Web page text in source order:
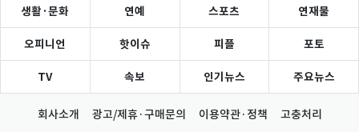
생활·문화 연예 스포츠 연재물
오피니언 핫이슈 피플 포토
TV 속보 인기뉴스 주요뉴스
회사소개 광고/제휴·구매문의 이용약관·정책 고충처리